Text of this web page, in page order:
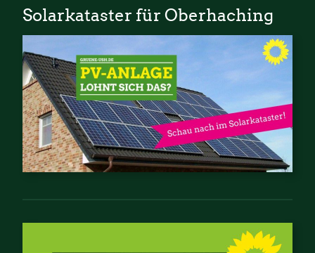
Solarkataster für Oberhaching